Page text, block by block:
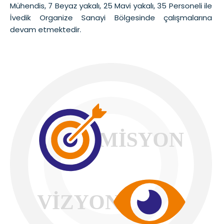
Mühendis, 7 Beyaz yakalı, 25 Mavi yakalı, 35 Personeli ile
İvedik Organize Sanayi Bölgesinde çalışmalarına
devam etmektedir.